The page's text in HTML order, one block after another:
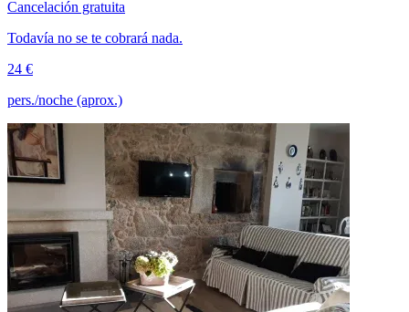
Cancelación gratuita
Todavía no se te cobrará nada.
24 €
pers./noche (aprox.)